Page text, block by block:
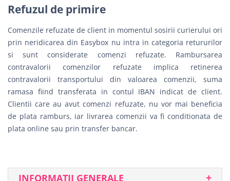
Refuzul de primire
Comenzile refuzate de client in momentul sosirii curierului ori
prin neridicarea din Easybox nu intra in categoria retururilor
si sunt considerate comenzi refuzate. Rambursarea
contravalorii comenzilor refuzate implica retinerea
contravalorii transportului din valoarea comenzii, suma
ramasa fiind transferata in contul IBAN indicat de client.
Clientii care au avut comenzi refuzate, nu vor mai beneficia
de plata ramburs, iar livrarea comenzii va fi conditionata de
plata online sau prin transfer bancar.
INFORMATII GENERALE